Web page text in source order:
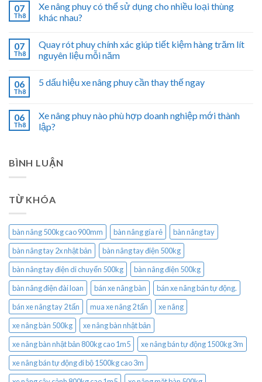
07
Th8
Xe nâng phuy có thể sử dụng cho nhiều loại thùng
khác nhau?
07
Th8
Quay rót phuy chính xác giúp tiết kiệm hàng trăm lít
nguyên liệu mỗi năm
06
Th8
5 dấu hiệu xe nâng phuy cần thay thế ngay
06
Th8
Xe nâng phuy nào phù hợp doanh nghiệp mới thành
lập?
BÌNH LUẬN
TỪ KHÓA
bàn nâng 500kg cao 900mm bàn nâng gía rẻ
bàn nâng tay
bàn nâng tay 2x nhật bản
bàn nâng tay điện 500kg
bàn nâng tay điện di chuyển 500kg
bàn nâng điện 500kg
bàn nâng điện đài loan
bán xe nâng bàn
bán xe nâng bán tự động.
bán xe nâng tay 2 tấn
mua xe nâng 2 tấn
xe nâng
xe nâng bàn 500kg
xe nâng bàn nhật bản
xe nâng bàn nhật bản 800kg cao 1m5
xe nâng bán tự động 1500kg 3m
xe nâng bán tự động đi bộ 1500kg cao 3m